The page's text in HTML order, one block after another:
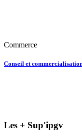
Commerce
Conseil et
Les + Sup'ipgv